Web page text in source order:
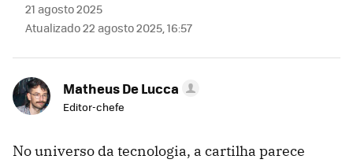
21 agosto 2025
Atualizado 22 agosto 2025, 16:57
Matheus De Lucca
Editor-chefe
No universo da tecnologia, a cartilha parece